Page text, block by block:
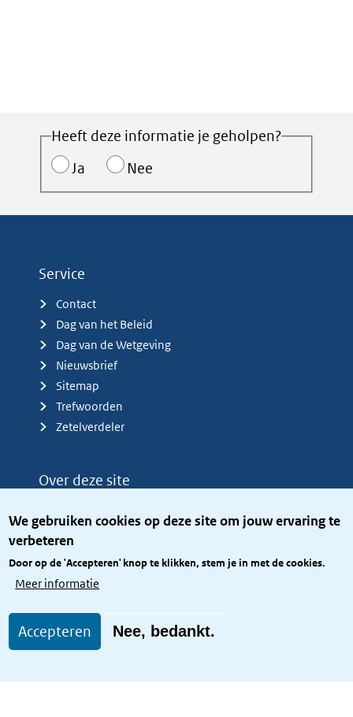
We gebruiken cookies op deze site om jouw ervaring te
verbeteren
Door op de 'Accepteren' knop te klikken, stem je in met de cookies.
Meer informatie
Accepteren Nee, bedankt.
Heeft deze informatie je geholpen?
Ja
Nee
Service
Contact
Dag van het Beleid
Dag van de Wetgeving
Nieuwsbrief
Sitemap
Trefwoorden
Zetelverdeler
Over deze site
Privacy
Toegang site openbaar
Toegankelijkheid